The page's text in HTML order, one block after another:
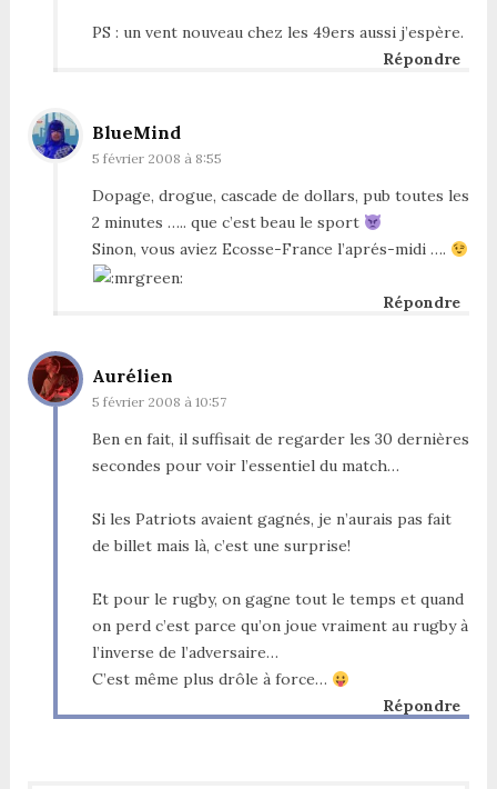
PS : un vent nouveau chez les 49ers aussi j’espère.
Répondre
BlueMind
5 février 2008 à 8:55
Dopage, drogue, cascade de dollars, pub toutes les
2 minutes ….. que c’est beau le sport
Sinon, vous aviez Ecosse-France l’aprés-midi ….
Répondre
Aurélien
5 février 2008 à 10:57
Ben en fait, il suffisait de regarder les 30 dernières
secondes pour voir l’essentiel du match…
Si les Patriots avaient gagnés, je n’aurais pas fait
de billet mais là, c’est une surprise!
Et pour le rugby, on gagne tout le temps et quand
on perd c’est parce qu’on joue vraiment au rugby à
l’inverse de l’adversaire…
C’est même plus drôle à force…
Répondre